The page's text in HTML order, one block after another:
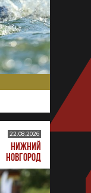
22.08.2026
НИЖНИЙ
НОВГОРОД